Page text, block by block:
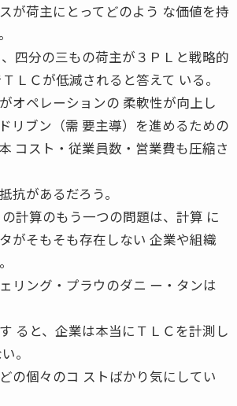
が荷主にとってどのよう な価値を持
四分の三もの荷主が３ＰＬと戦略的
ＬＣが低減されると答えて いる。
オペレーションの 柔軟性が向上し
リブン（需 要主導）を進めるための
コスト・従業員数・営業費も圧縮さ
抗があるだろう。
計算のもう一つの問題は、計算 に
がそもそも存在しない 企業や組織
リング・プラウのダニ ー・タンは
ると、企業は本当にＴＬＣを計測し
。
の個々のコ ストばかり気にしてい